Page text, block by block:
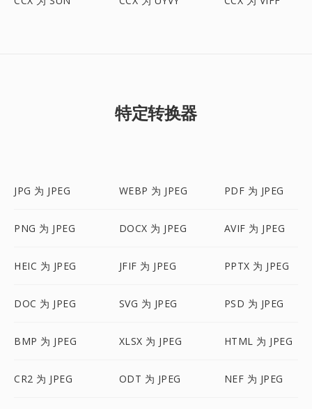
特定转换器
JPG 为 JPEG WEBP 为 JPEG PDF 为 JPEG
PNG 为 JPEG DOCX 为 JPEG AVIF 为 JPEG
HEIC 为 JPEG JFIF 为 JPEG PPTX 为 JPEG
DOC 为 JPEG SVG 为 JPEG PSD 为 JPEG
BMP 为 JPEG XLSX 为 JPEG HTML 为 JPEG
CR2 为 JPEG ODT 为 JPEG NEF 为 JPEG